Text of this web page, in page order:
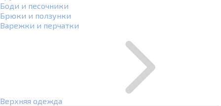
Боди и песочники
Брюки и ползунки
Варежки и перчатки
Верхняя одежда